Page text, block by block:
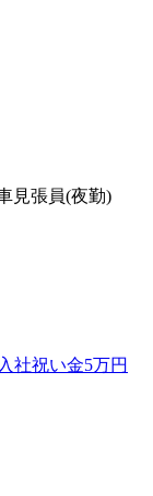
見張員(夜勤)
社祝い金5万円